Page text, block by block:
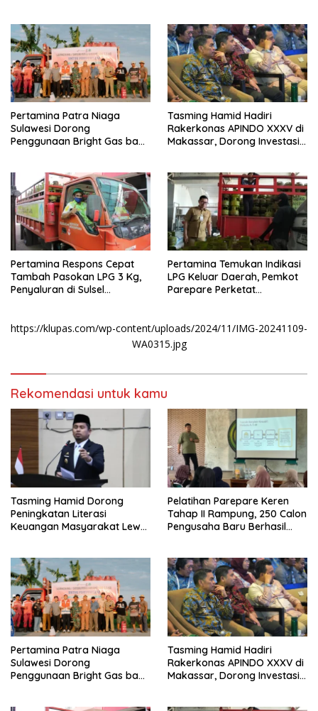
Pertamina Patra Niaga
Sulawesi Dorong
Penggunaan Bright Gas bagi
Tasming Hamid Hadiri
Rakerkonas APINDO XXXV di
Makassar, Dorong Investasi
Pertamina Respons Cepat
Tambah Pasokan LPG 3 Kg,
Penyaluran di Sulsel
Pertamina Temukan Indikasi
LPG Keluar Daerah, Pemkot
Parepare Perketat
https://klupas.com/wp-content/uploads/2024/11/IMG-20241109-
WA0315.jpg
Rekomendasi untuk kamu
Tasming Hamid Dorong
Peningkatan Literasi
Keuangan Masyarakat Lewat
Pelatihan Parepare Keren
Tahap II Rampung, 250 Calon
Pengusaha Baru Berhasil
Pertamina Patra Niaga
Sulawesi Dorong
Penggunaan Bright Gas bagi
Tasming Hamid Hadiri
Rakerkonas APINDO XXXV di
Makassar, Dorong Investasi